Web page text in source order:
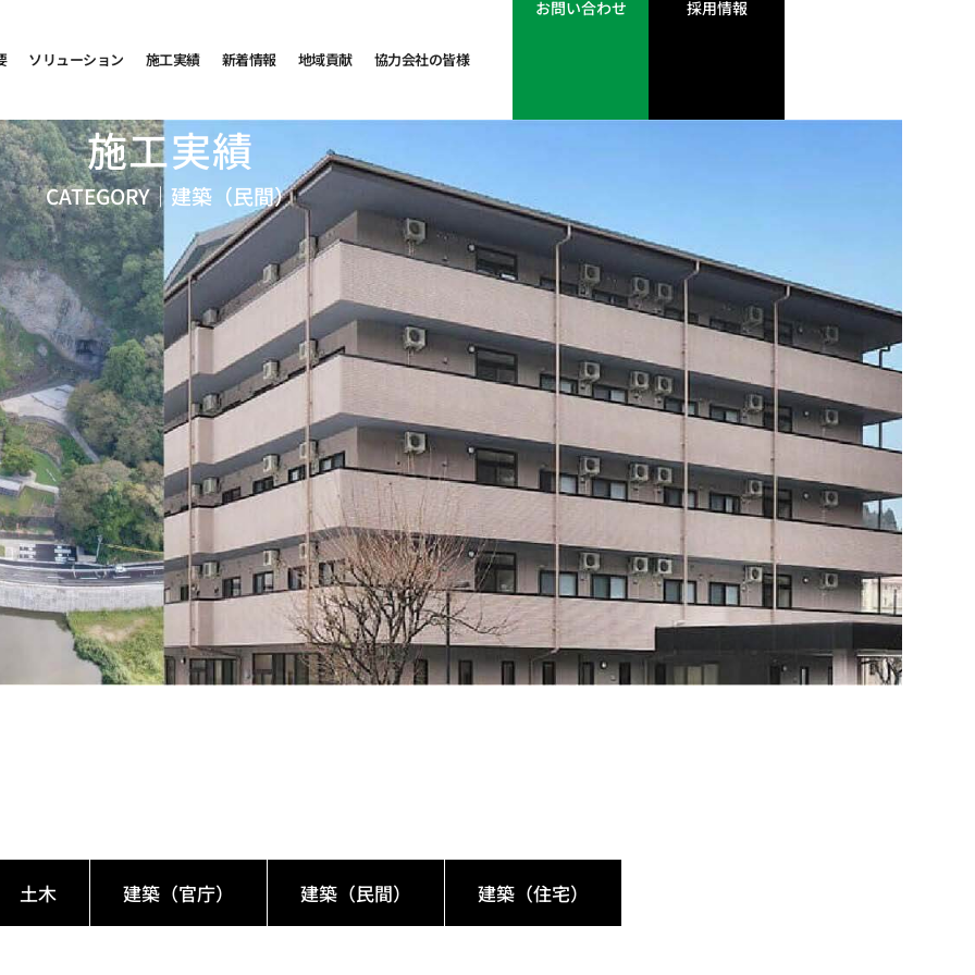
ソリューション 施工実績 新着情報 地域貢献 協力会社の皆様
お問い合わせ 採用情報
施工実績
CATEGORY｜ 建築（民間）
土木 建築（官庁） 建築（民間） 建築（住宅）